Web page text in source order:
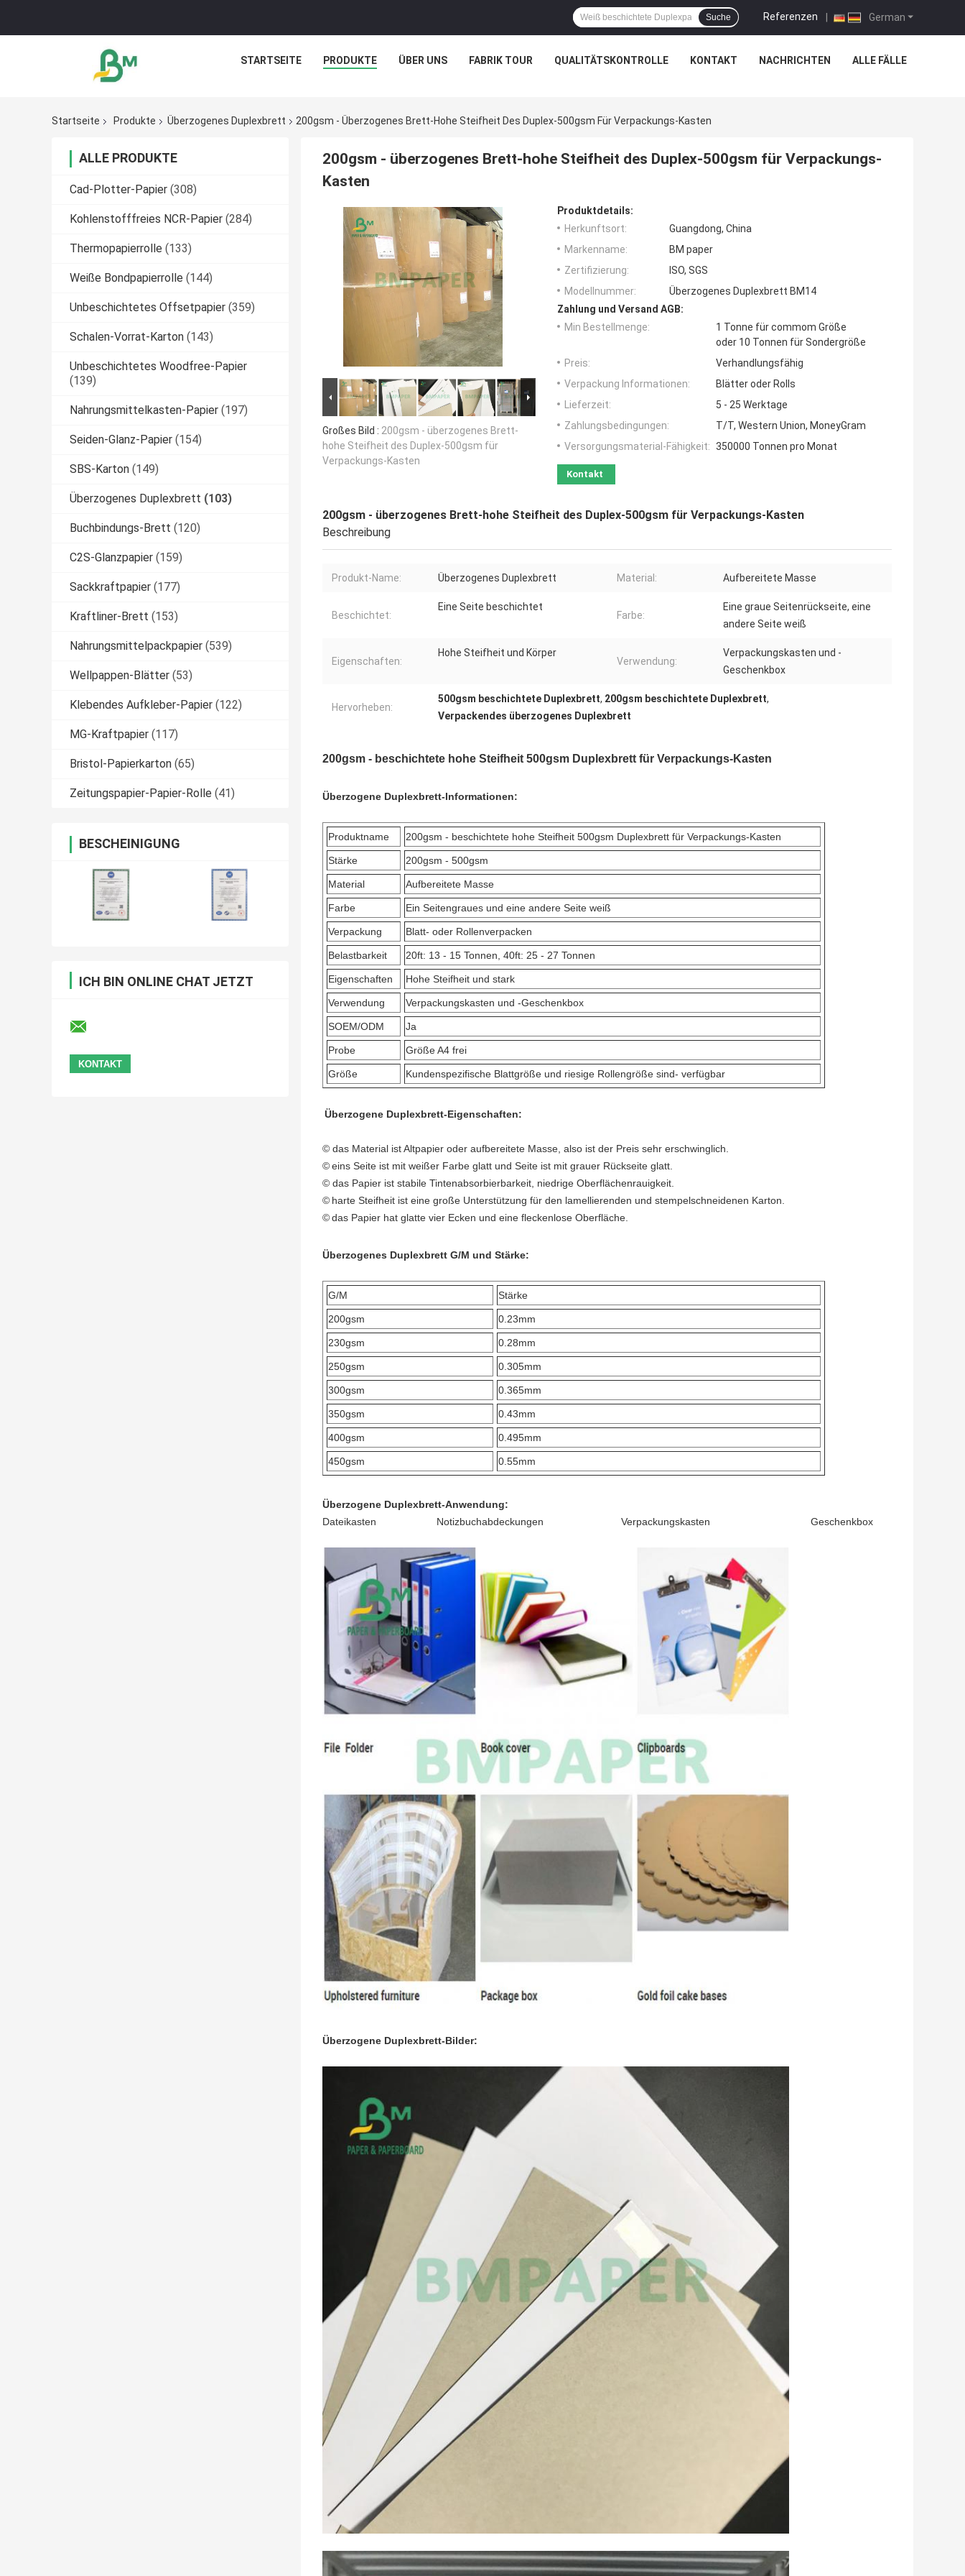
German
Referenzen |
Suche
STARTSEITE PRODUKTE ÜBER UNS FABRIK TOUR QUALITÄTSKONTROLLE KONTAKT NACHRICHTEN ALLE FÄLLE
Startseite Produkte Überzogenes Duplexbrett 200gsm - Überzogenes Brett-Hohe Steifheit Des Duplex-500gsm Für Verpackungs-Kasten
ALLE PRODUKTE
Cad-Plotter-Papier (308)
Kohlenstofffreies NCR-Papier (284)
Thermopapierrolle (133)
Weiße Bondpapierrolle (144)
Unbeschichtetes Offsetpapier (359)
Schalen-Vorrat-Karton (143)
Unbeschichtetes Woodfree-Papier
(139)
Nahrungsmittelkasten-Papier (197)
Seiden-Glanz-Papier (154)
SBS-Karton (149)
Überzogenes Duplexbrett (103)
Buchbindungs-Brett (120)
C2S-Glanzpapier (159)
Sackkraftpapier (177)
Kraftliner-Brett (153)
Nahrungsmittelpackpapier (539)
Wellpappen-Blätter (53)
Klebendes Aufkleber-Papier (122)
MG-Kraftpapier (117)
Bristol-Papierkarton (65)
Zeitungspapier-Papier-Rolle (41)
BESCHEINIGUNG
ICH BIN ONLINE CHAT JETZT
200gsm - überzogenes Brett-hohe Steifheit des Duplex-500gsm für Verpackungs-
Kasten
Großes Bild : 200gsm - überzogenes Brett-
hohe Steifheit des Duplex-500gsm für
Verpackungs-Kasten
Produktdetails:
Herkunftsort:
Guangdong, China
Markenname:
BM paper
Zertifizierung:
ISO, SGS
Modellnummer:
Überzogenes Duplexbrett BM14
Zahlung und Versand AGB:
Min Bestellmenge:
1 Tonne für commom Größe
oder 10 Tonnen für Sondergröße
Preis:
Verhandlungsfähig
Verpackung Informationen:
Blätter oder Rolls
Lieferzeit:
5 - 25 Werktage
Zahlungsbedingungen:
T/T, Western Union, MoneyGram
Versorgungsmaterial-Fähigkeit: 350000 Tonnen pro Monat
Kontakt
200gsm - überzogenes Brett-hohe Steifheit des Duplex-500gsm für Verpackungs-Kasten
Beschreibung
Produkt-Name: Überzogenes Duplexbrett Material: Aufbereitete Masse
Beschichtet:
Eine Seite beschichtet
Farbe:
Eine graue Seitenrückseite, eine
andere Seite weiß
Eigenschaften:
Hohe Steifheit und Körper
Verwendung:
Verpackungskasten und -
Geschenkbox
Hervorheben:
500gsm beschichtete Duplexbrett, 200gsm beschichtete Duplexbrett,
Verpackendes überzogenes Duplexbrett
200gsm - beschichtete hohe Steifheit 500gsm Duplexbrett für Verpackungs-Kasten
Überzogene Duplexbrett-Informationen:
Produktname 200gsm - beschichtete hohe Steifheit 500gsm Duplexbrett für Verpackungs-Kasten
Stärke 200gsm - 500gsm
Material Aufbereitete Masse
Farbe Ein Seitengraues und eine andere Seite weiß
Verpackung Blatt- oder Rollenverpacken
Belastbarkeit 20ft: 13 - 15 Tonnen, 40ft: 25 - 27 Tonnen
Eigenschaften Hohe Steifheit und stark
Verwendung Verpackungskasten und -Geschenkbox
SOEM/ODM Ja
Probe Größe A4 frei
Größe Kundenspezifische Blattgröße und riesige Rollengröße sind- verfügbar
Überzogene Duplexbrett-Eigenschaften:
© das Material ist Altpapier oder aufbereitete Masse, also ist der Preis sehr erschwinglich.
©eins Seite ist mit weißer Farbe glatt und Seite ist mit grauer Rückseite glatt.
© das Papier ist stabile Tintenabsorbierbarkeit, niedrige Oberflächenrauigkeit.
© harte Steifheit ist eine große Unterstützung für den lamellierenden und stempelschneidenen Karton.
©das Papier hat glatte vier Ecken und eine fleckenlose Oberfläche.
Überzogenes Duplexbrett G/M und Stärke:
G/M Stärke
200gsm 0.23mm
230gsm 0.28mm
250gsm 0.305mm
300gsm 0.365mm
350gsm 0.43mm
400gsm 0.495mm
450gsm 0.55mm
Überzogene Duplexbrett-Anwendung:
Dateikasten Notizbuchabdeckungen Verpackungskasten Geschenkbox
Überzogene Duplexbrett-Bilder: